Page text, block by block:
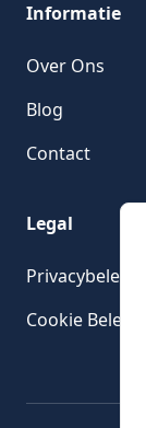
Informatie
Over Ons
Blog
Contact
Legal
Privacybeleid
Cookie Beleid